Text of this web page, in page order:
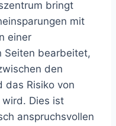
bringt
mit
einer
Seiten bearbeitet,
den
Risiko von
Dies ist
anspruchsvollen